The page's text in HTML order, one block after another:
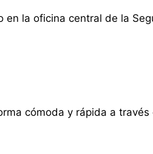
en la oficina central de la
cómoda y rápida a